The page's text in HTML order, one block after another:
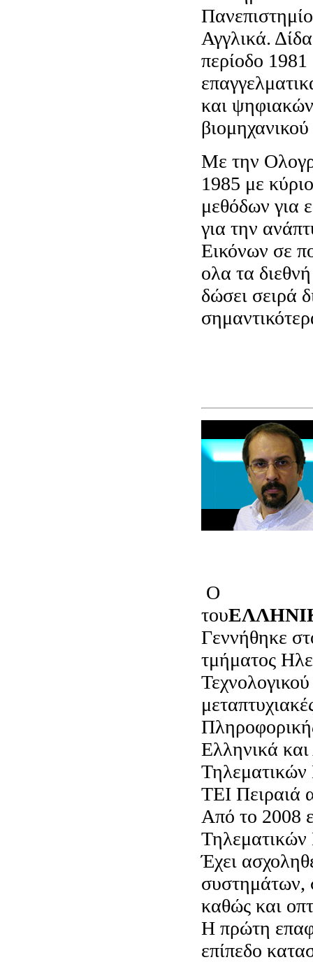
Αγγλικά.
περίοδο
και
Με την
1985 με
μεθόδων για
για την
Εικόνων σε
ολα τα
δώσει σειρά
Ο
του
Γεννήθηκε
τμήματος
Ελληνικά
ΤΕΙ Πειραιά
Από το 2008
Έχει
συστημάτων,
καθώς και
Η πρώτη
επίπεδο